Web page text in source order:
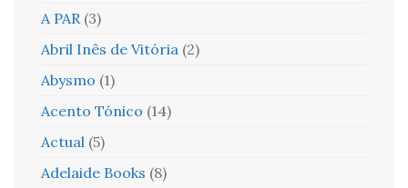
A PAR (3)
Abril Inês de Vitória (2)
Abysmo (1)
Acento Tónico (14)
Actual (5)
Adelaide Books (8)